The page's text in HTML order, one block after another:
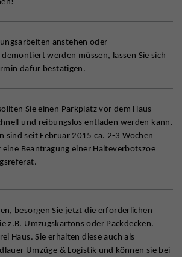
anstehen oder
werden müssen, lassen Sie sich
dafür bestätigen.
Sie einen Parkplatz vor dem Haus
und reibungslos entladen werden kann.
sind seit Februar 2015 ca. 2-3 Wochen
Beantragung einer Halteverbotszoe
besorgen Sie jetzt die erforderlichen
z.B. Umzugskartons oder Packdecken.
Haus. Sie erhalten diese auch als
Umzüge & Logistik und können sie bei